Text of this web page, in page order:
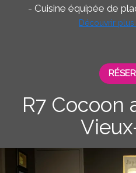
- Cuisine équipée de
Découvrir
R7 Cocoon